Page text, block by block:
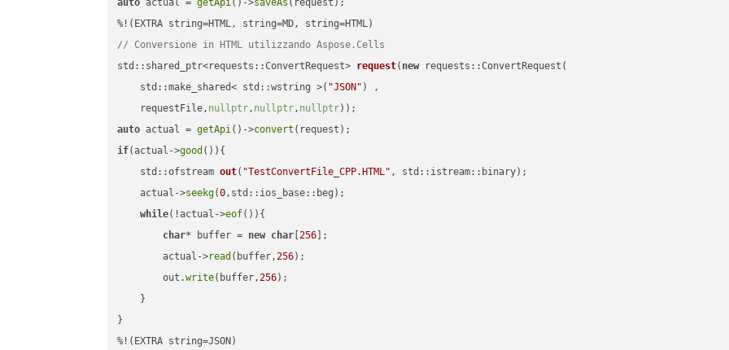
auto actual = getApi()->saveAs (request);
// Conversione in HTML utilizzando Aspose.Cells
std::shared_ptr<requests::ConvertRequest> request( new requests::ConvertRequest(
    std::make_shared< std::wstring >(
"JSON" ) ,
    requestFile,
nullptr, nullptr, nullptr))
auto actual = getApi()->convert
if(actual->good ()){
std::ofstream out( "TestConvertFile_CPP.HTML" , std::istream::binary) ;
    actual->
seekg(0,std::ios_base::beg);
while(!actual->eof()){
char* buffer = new char [256 ];
        actual->
read (buffer,256);
        out.
write(buffer,256);
    }
}
%!(EXTRA string=JSON)